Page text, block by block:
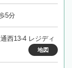
5分
西13-4 レジディ
地図